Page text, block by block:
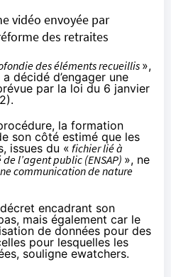
vidéo envoyée par
des retraites
des éléments recueillis »,
décidé d’engager une
par la loi du 6 janvier
la formation
son côté estimé que les
issues du « fichier lié à
l’agent public (ENSAP) », ne
communication de nature
encadrant son
mais également car le
de données pour des
pour lesquelles les
souligne ewatchers.